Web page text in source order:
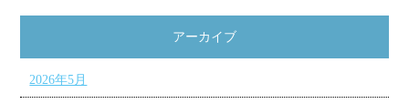
アーカイブ
2026年5月